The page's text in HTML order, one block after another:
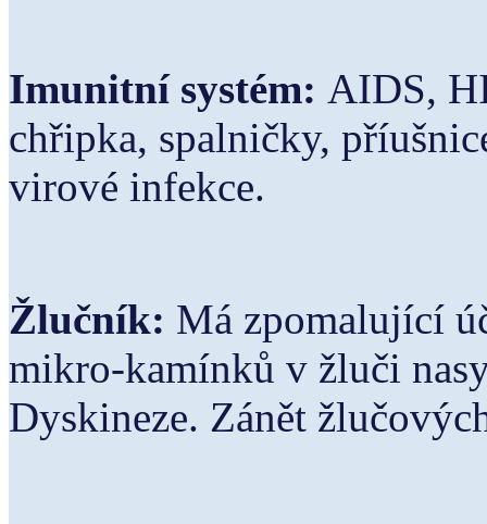
Imunitní systém: AIDS,
chřipka, spalničky,
virové infekce.
Žlučník: Má zpomalující
mikro-kamínků v žluči
Dyskineze. Zánět